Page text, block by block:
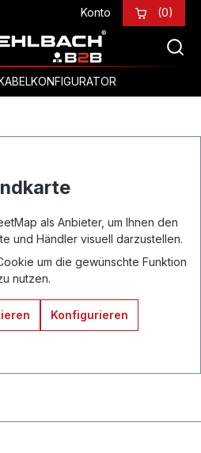
Konto (0)
als Anbieter, um Ihnen den
und Händler visuell darzustellen.
um die gewünschte Funktion
nutzen.
Konfigurieren